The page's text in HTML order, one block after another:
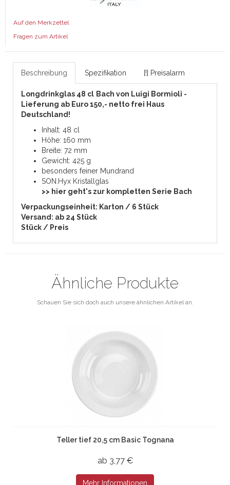
Auf den Merkzettel
Fragen zum Artikel
Beschreibung Spezifikation [!] Preisalarm
Longdrinkglas 48 cl Bach von Luigi Bormioli -
Lieferung ab Euro 150,- netto frei Haus
Deutschland!
Inhalt: 48 cl
Höhe: 160 mm
Breite: 72 mm
Gewicht: 425 g
besonders feiner Mundrand
SON.Hyx Kristallglas
>> hier geht's zur kompletten Serie Bach
Verpackungseinheit: Karton / 6 Stück
Versand: ab 24 Stück
Stück / Preis
Ähnliche Produkte
Schauen Sie sich doch auch unsere ähnlichen Artikel an.
Teller tief 20,5 cm Basic Tognana
ab 3,77 €
Mehr Informationen